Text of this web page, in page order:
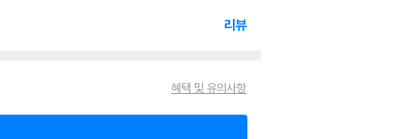
리뷰
혜택 및 유의사항